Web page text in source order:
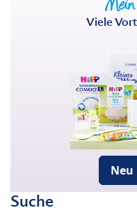
Viele
Suche